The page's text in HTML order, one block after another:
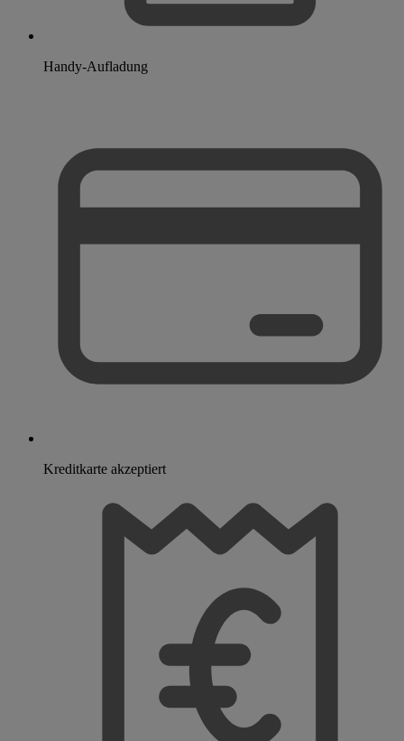
Handy-Aufladung
Kreditkarte akzeptiert